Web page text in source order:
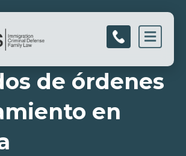
de órdenes
en